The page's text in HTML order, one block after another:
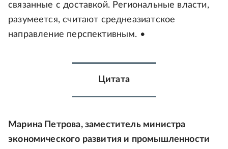
связанные с доставкой. Региональные власти,
разумеется, считают среднеазиатское
направление перспективным. •
Цитата
Марина Петрова, заместитель министра
экономического развития и промышленности